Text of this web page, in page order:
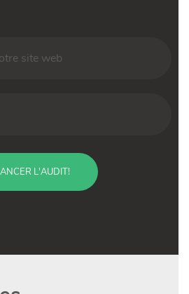
L'AUDIT!